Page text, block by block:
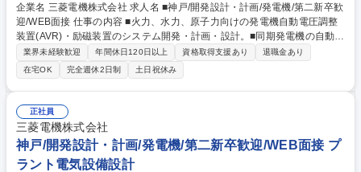
企業名 三菱電機株式会社 求人名 ■神戸/開発設計・計画/発電機/第二新卒歓
迎/WEB面接 仕事の内容 ■火力、水力、原子力向けの発電機自動電圧調整
装置(AVR)・励磁装置のシステム開発・計画・設計。■同期発電機の自動電
圧調整装置(AVR)/励磁装置、系統電圧制御装置(AVQR, PSVR)の設計、製
作：単線図、発電機設計 データ等を基にした機能設計（シーケンス設計）
等■自動電圧調整装置(AVR)のシステム開発、機能設計：専用制御モジュー
ル(AVRモジュール)用のプリント基板、及びツール類の開発等■大電力機器
（励磁装置）の電気設計（パワーエレクトロニクス）、シミュレーション
及び構造設計：サイリスタ素子特性に基づく制御回路設計、通電電流設
計、大電流コネクタ（ジャンクション）設計等 募集職種 ■神戸/開発設
計・計画/発電機/第二新卒歓迎/WEB面接
業界未経験歓迎 年間休日120日以上 資格取得支援あり
退職金あり
在宅OK
完全週休2日制 土日祝休み
正社員
三菱電機株式会社
神戸/開発設計・計画/発電機/第二新卒歓迎/WEB面接 プ
ラント電気設備設計